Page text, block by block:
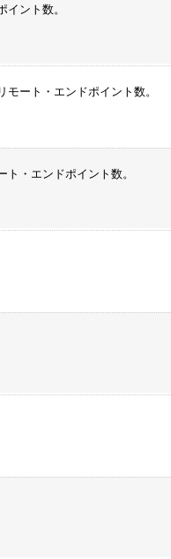
ント数。
ート・エンドポイント数。
・エンドポイント数。